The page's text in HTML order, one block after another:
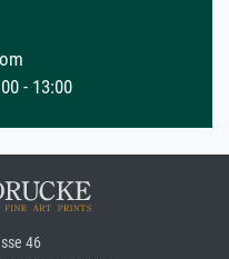
- 13:00
46